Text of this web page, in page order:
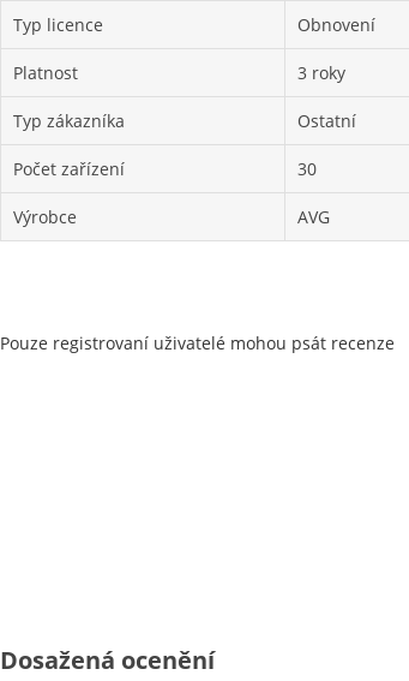
Typ licence Obnovení
Platnost 3 roky
Typ zákazníka Ostatní
Počet zařízení 30
Výrobce AVG
Pouze registrovaní uživatelé mohou psát recenze
Dosažená ocenění